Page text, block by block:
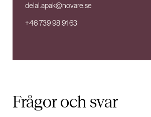
delal.apak@novare.se
+46 739 98 91 63
Frågor och svar